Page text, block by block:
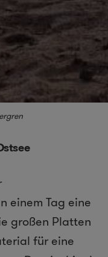
einem Tag eine
großen Platten
für eine